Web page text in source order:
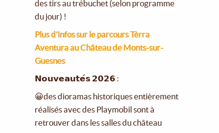
des tirs au trébuchet (selon programme
du jour) !
Plus d'infos sur le parcours Tèrra
Aventura au Château de Monts-sur-
Guesnes
𝗡𝗼𝘂𝘃𝗲𝗮𝘂𝘁𝗲́𝘀 𝟮𝟬𝟮𝟲 :
😀des dioramas historiques entièrement
réalisés avec des Playmobil sont à
retrouver dans les salles du château